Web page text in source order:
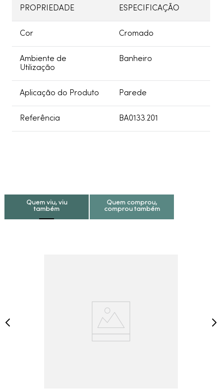
PROPRIEDADE ESPECIFICAÇÃO
Cor Cromado
Ambiente de
Utilização
Banheiro
Aplicação do Produto Parede
Referência BA0133.201
Quem viu, viu
também
Quem comprou,
comprou também